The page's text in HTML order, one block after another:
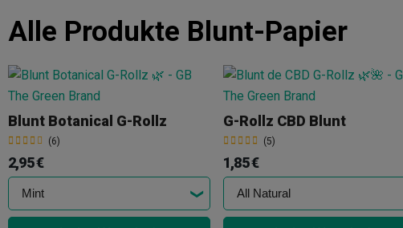
Alle Produkte Blunt-Papier
Blunt Botanical G-Rollz
(6)
2,95 €
G-Rollz CBD Blunt
(5)
1,85 €